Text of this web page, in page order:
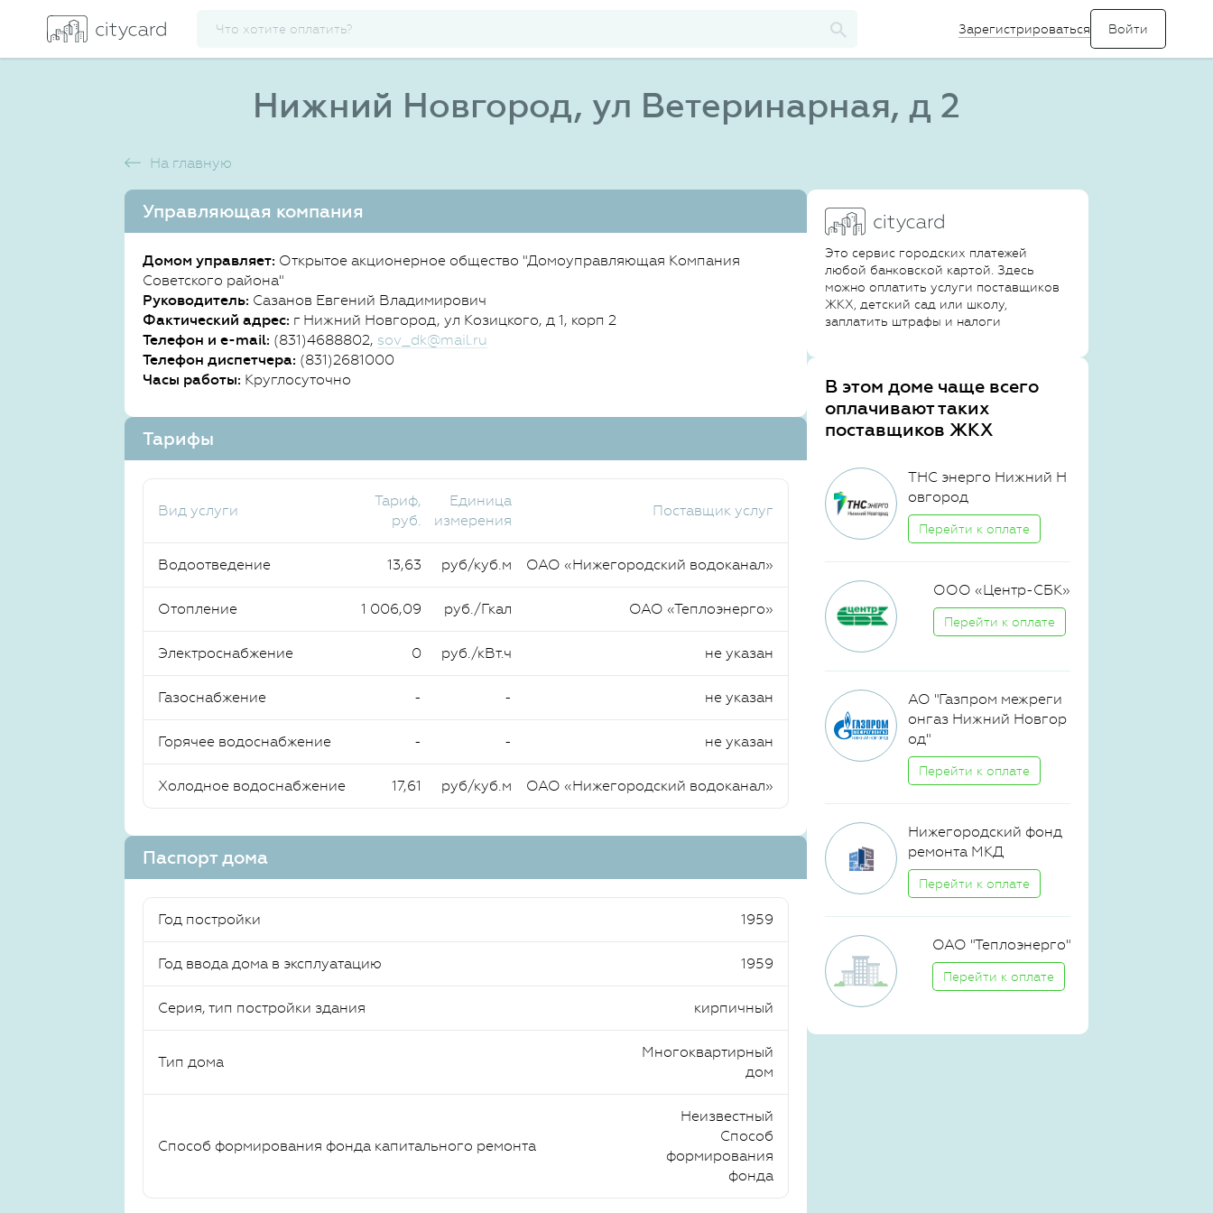
Зарегистрироваться
Нижний Новгород, ул Ветеринарная, д 2
На главную
Управляющая компания
Домом управляет: Открытое акционерное общество "Домоуправляющая Компания
Советского района"
Руководитель: Сазанов Евгений Владимирович
Фактический адрес: г Нижний Новгород, ул Козицкого, д 1, корп 2
Телефон и e-mail: (831)4688802, sov_dk@mail.ru
Телефон диспетчера: (831)2681000
Часы работы: Круглосуточно
Тарифы
Вид услуги
Тариф,
руб.
Единица
измерения
Поставщик услуг
Водоотведение 13,63 руб/куб.м ОАО «Нижегородский водоканал»
Отопление 1 006,09 руб./Гкал ОАО «Теплоэнерго»
Электроснабжение 0 руб./кВт.ч не указан
Газоснабжение - - не указан
Горячее водоснабжение - - не указан
Холодное водоснабжение 17,61 руб/куб.м ОАО «Нижегородский водоканал»
Паспорт дома
Год постройки 1959
Год ввода дома в эксплуатацию 1959
Серия, тип постройки здания кирпичный
Тип дома
Многоквартирный
дом
Способ формирования фонда капитального ремонта
Неизвестный
Способ
формирования
фонда
Это сервис городских платежей
любой банковской картой. Здесь
можно оплатить услуги поставщиков
ЖКХ, детский сад или школу,
заплатить штрафы и налоги
В этом доме чаще всего
оплачивают таких
поставщиков ЖКХ
ТНС энерго Нижний Н
овгород
Перейти к оплате
ООО «Центр-СБК»
Перейти к оплате
АО "Газпром межреги
онгаз Нижний Новгор
од"
Перейти к оплате
Нижегородский фонд
ремонта МКД
Перейти к оплате
ОАО "Теплоэнерго"
Перейти к оплате